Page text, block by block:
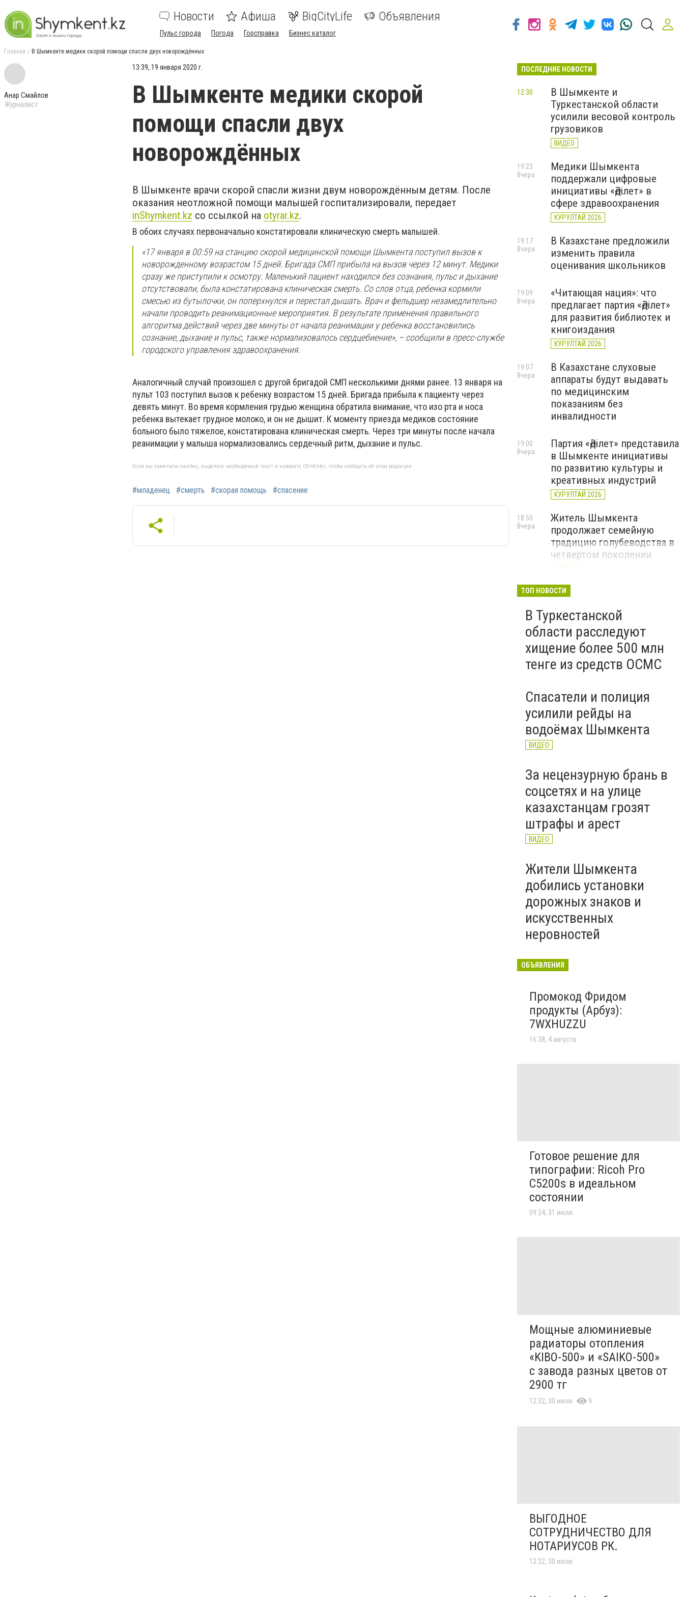
Новости Афиша BigCityLife Объявления
Пульс города Погода Горсправка Бизнес каталог
Главная В Шымкенте медики скорой помощи спасли двух новорождённых
Анар Смайлов
Журналист
13:39, 19 января 2020 г.
В Шымкенте медики скорой
помощи спасли двух
новорождённых
В Шымкенте врачи скорой спасли жизни двум новорождённым детям. После
оказания неотложной помощи малышей госпитализировали, передает
inShymkent.kz со ссылкой на otyrar.kz.
В обоих случаях первоначально констатировали клиническую смерть малышей.
«17 января в 00:59 на станцию скорой медицинской помощи Шымкента поступил вызов к
новорожденному возрастом 15 дней. Бригада СМП прибыла на вызов через 12 минут. Медики
сразу же приступили к осмотру. Маленький пациент находился без сознания, пульс и дыхание
отсутствовали, была констатирована клиническая смерть. Со слов отца, ребенка кормили
смесью из бутылочки, он поперхнулся и перестал дышать. Врач и фельдшер незамедлительно
начали проводить реанимационные мероприятия. В результате применения правильного
алгоритма действий через две минуты от начала реанимации у ребенка восстановились
сознание, дыхание и пульс, также нормализовалось сердцебиение», – сообщили в пресс-службе
городского управления здравоохранения.
Аналогичный случай произошел с другой бригадой СМП несколькими днями ранее. 13 января на
пульт 103 поступил вызов к ребенку возрастом 15 дней. Бригада прибыла к пациенту через
девять минут. Во время кормления грудью женщина обратила внимание, что изо рта и носа
ребенка вытекает грудное молоко, и он не дышит. К моменту приезда медиков состояние
больного было тяжелое, констатирована клиническая смерть. Через три минуты после начала
реанимации у малыша нормализовались сердечный ритм, дыхание и пульс.
Если вы заметили ошибку, выделите необходимый текст и нажмите Ctrl+Enter, чтобы сообщить об этом редакции
#младенец #смерть #скорая помощь #спасение
ПОСЛЕДНИЕ НОВОСТИ
В Шымкенте и
Туркестанской области
усилили весовой контроль
грузовиков
ВИДЕО
12:30
Медики Шымкента
поддержали цифровые
инициативы «Әділет» в
сфере здравоохранения
КУРУЛТАЙ 2026
19:23
Вчера
В Казахстане предложили
изменить правила
оценивания школьников
19:17
Вчера
«Читающая нация»: что
предлагает партия «Әділет»
для развития библиотек и
книгоиздания
КУРУЛТАЙ 2026
19:09
Вчера
В Казахстане слуховые
аппараты будут выдавать
по медицинским
показаниям без
инвалидности
19:07
Вчера
Партия «Әділет» представила
в Шымкенте инициативы
по развитию культуры и
креативных индустрий
КУРУЛТАЙ 2026
19:00
Вчера
Житель Шымкента
продолжает семейную
традицию голубеводства в
четвертом поколении
18:50
Вчера
«Әділет» объединила
регионов на форуме
цифровых инициатив
КУРУЛТАЙ 2026
17:22
ТОП НОВОСТИ
В Туркестанской
области расследуют
хищение более 500 млн
тенге из средств ОСМС
Спасатели и полиция
усилили рейды на
водоёмах Шымкента
ВИДЕО
За нецензурную брань в
соцсетях и на улице
казахстанцам грозят
штрафы и арест
ВИДЕО
Жители Шымкента
добились установки
дорожных знаков и
искусственных
неровностей
ОБЪЯВЛЕНИЯ
Промокод Фридом
продукты (Арбуз):
7WXHUZZU
16:38, 4 августа
Готовое решение для
типографии: Ricoh Pro
C5200s в идеальном
состоянии
09:24, 31 июля
Мощные алюминиевые
радиаторы отопления
«KIBO-500» и «SAIKO-500»
с завода разных цветов от
2900 тг
12:32, 30 июля 6
ВЫГОДНОЕ
СОТРУДНИЧЕСТВО ДЛЯ
НОТАРИУСОВ РК.
12:32, 30 июля